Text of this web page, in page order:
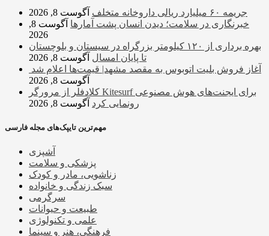
جریمه ۶۰ میلیارد ریالی داروخانه متخلف
آگوست 8, 2026
خبرنگاری در سلامت؛ دیدن انسان پشت آمارها
آگوست 8,
2026
بهره برداری از ۱۲۰ کیلومتر بزرگراه در سیستان و بلوچستان
تا پایان امسال آگوست 8, 2026
آغاز فروش بلیت اتوبوس به مقصد مشهد| قیمت‌ها اعلام شد
آگوست 8, 2026
کلادفلر از مرورگر Kitesurf برای ایجنت‌های هوش مصنوعی
رونمایی کرد آگوست 8, 2026
مهم‌ترین تایپک‌های مجله فارسی
آشپزی
پزشکی و سلامت
زناشویی، مادر و کودک
سبک زندگی و خانواده
سرگرمی
طبیعت و حیوانات
علمی و تکنولوژی
فرهنگی، هنر و سینما